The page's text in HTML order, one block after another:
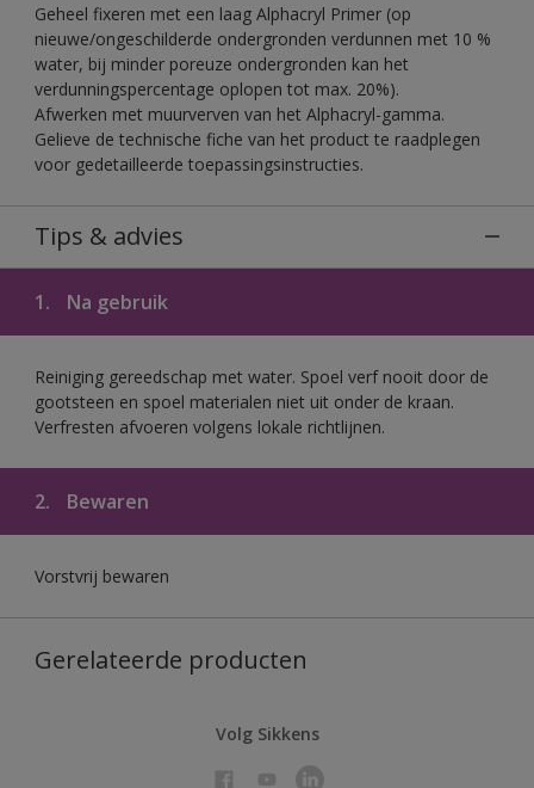
Geheel fixeren met een laag Alphacryl Primer (op
nieuwe/ongeschilderde ondergronden verdunnen met 10 %
water, bij minder poreuze ondergronden kan het
verdunningspercentage oplopen tot max. 20%).
Afwerken met muurverven van het Alphacryl-gamma.
Gelieve de technische fiche van het product te raadplegen
voor gedetailleerde toepassingsinstructies.
Tips & advies
1. Na gebruik
Reiniging gereedschap met water. Spoel verf nooit door de
gootsteen en spoel materialen niet uit onder de kraan.
Verfresten afvoeren volgens lokale richtlijnen.
2. Bewaren
Vorstvrij bewaren
Gerelateerde producten
Volg Sikkens